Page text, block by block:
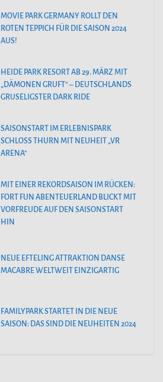
MOVIE PARK GERMANY ROLLT DEN
ROTEN TEPPICH FÜR DIE SAISON 2024
AUS!
HEIDE PARK RESORT AB 29. MÄRZ MIT
„DÄMONEN GRUFT“ – DEUTSCHLANDS
GRUSELIGSTER DARK RIDE
SAISONSTART IM ERLEBNISPARK
SCHLOSS THURN MIT NEUHEIT „VR
ARENA“
MIT EINER REKORDSAISON IM RÜCKEN:
FORT FUN ABENTEUERLAND BLICKT MIT
VORFREUDE AUF DEN SAISONSTART
HIN
NEUE EFTELING ATTRAKTION DANSE
MACABRE WELTWEIT EINZIGARTIG
FAMILYPARK STARTET IN DIE NEUE
SAISON: DAS SIND DIE NEUHEITEN 2024